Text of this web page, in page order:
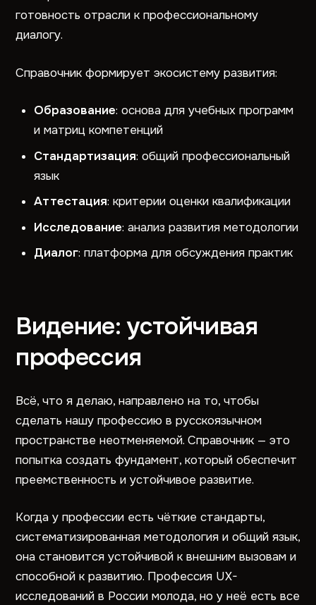
готовность отрасли к профессиональному
диалогу.
Справочник формирует экосистему развития:
Образование: основа для учебных программ
и матриц компетенций
Стандартизация: общий профессиональный
язык
Аттестация: критерии оценки квалификации
Исследование: анализ развития методологии
Диалог: платформа для обсуждения практик
Видение: устойчивая
профессия
Всё, что я делаю, направлено на то, чтобы
сделать нашу профессию в русскоязычном
пространстве неотменяемой. Справочник — это
попытка создать фундамент, который обеспечит
преемственность и устойчивое развитие.
Когда у профессии есть чёткие стандарты,
систематизированная методология и общий язык,
она становится устойчивой к внешним вызовам и
способной к развитию. Профессия UX-
исследований в России молода, но у неё есть все